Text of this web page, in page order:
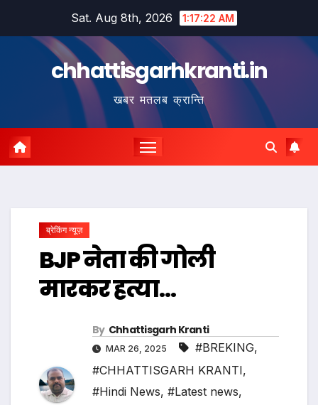
Sat. Aug 8th, 2026 1:17:23 AM
chhattisgarhkranti.in
खबर मतलब क्रान्ति
ब्रेकिंग न्यूज़
BJP नेता की गोली
मारकर हत्या…
By Chhattisgarh Kranti
MAR 26, 2025 #BREKING,
#CHHATTISGARH KRANTI,
#Hindi News, #Latest news,